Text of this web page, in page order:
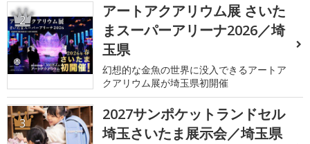
2
アートアクアリウム展 さいた
まスーパーアリーナ2026／埼
玉県
幻想的な金魚の世界に没入できるアートア
クアリウム展が埼玉県初開催
3
2027サンポケットランドセル
埼玉さいたま展示会／埼玉県